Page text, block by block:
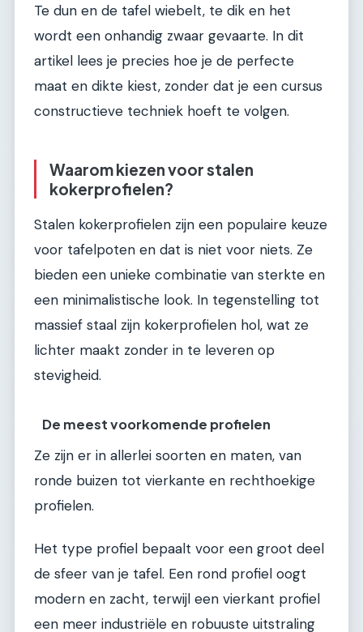
Te dun en de tafel wiebelt, te dik en het
wordt een onhandig zwaar gevaarte. In dit
artikel lees je precies hoe je de perfecte
maat en dikte kiest, zonder dat je een cursus
constructieve techniek hoeft te volgen.
Waarom kiezen voor stalen
kokerprofielen?
Stalen kokerprofielen zijn een populaire keuze
voor tafelpoten en dat is niet voor niets. Ze
bieden een unieke combinatie van sterkte en
een minimalistische look. In tegenstelling tot
massief staal zijn kokerprofielen hol, wat ze
lichter maakt zonder in te leveren op
stevigheid.
De meest voorkomende profielen
Ze zijn er in allerlei soorten en maten, van
ronde buizen tot vierkante en rechthoekige
profielen.
Het type profiel bepaalt voor een groot deel
de sfeer van je tafel. Een rond profiel oogt
modern en zacht, terwijl een vierkant profiel
een meer industriële en robuuste uitstraling